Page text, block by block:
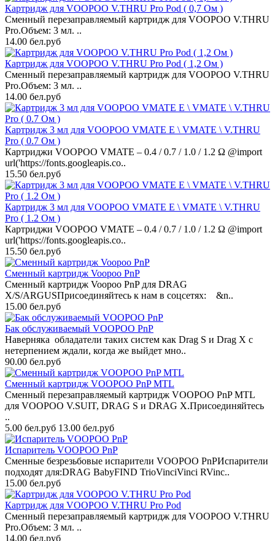
Картридж для VOOPOO V.THRU Pro Pod ( 0,7 Ом )
Сменный перезаправляемый картридж для VOOPOO V.THRU
Pro.Объем: 3 мл. ..
14.00 бел.руб
Картридж для VOOPOO V.THRU Pro Pod ( 1,2 Ом )
Сменный перезаправляемый картридж для VOOPOO V.THRU
Pro.Объем: 3 мл. ..
14.00 бел.руб
Картридж 3 мл для VOOPOO VMATE E \ VMATE \ V.THRU
Pro ( 0.7 Ом )
Картриджи VOOPOO VMATE – 0.4 / 0.7 / 1.0 / 1.2 Ω @import
url('https://fonts.googleapis.co..
15.50 бел.руб
Картридж 3 мл для VOOPOO VMATE E \ VMATE \ V.THRU
Pro ( 1.2 Ом )
Картриджи VOOPOO VMATE – 0.4 / 0.7 / 1.0 / 1.2 Ω @import
url('https://fonts.googleapis.co..
15.50 бел.руб
Сменный картридж Voopoo PnP
Сменный картридж Voopoo PnP для DRAG
X/S/ARGUSПрисоединяйтесь к нам в соцсетях: &n..
15.00 бел.руб
Бак обслуживаемый VOOPOO PnP
Наверняка обладатели таких систем как Drag S и Drag X с
нетерпением ждали, когда же выйдет мно..
90.00 бел.руб
Сменный картридж VOOPOO PnP MTL
Cменный перезаправляемый картридж VOOPOO PnP MTL
для VOOPOO V.SUIT, DRAG S и DRAG X.Присоединяйтесь
..
5.00 бел.руб 13.00 бел.руб
Испаритель VOOPOO PnP
Сменные безрезьбовые испарители VOOPOO PnPИспарители
подходят для:DRAG BabyFIND TrioVinciVinci RVinc..
15.00 бел.руб
Картридж для VOOPOO V.THRU Pro Pod
Сменный перезаправляемый картридж для VOOPOO V.THRU
Pro.Объем: 3 мл. ..
14.00 бел.руб